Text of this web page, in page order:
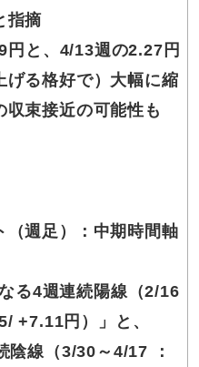
指摘
円と、4/13週の2.27円
げる格好で）大幅に縮
束接近の可能性も
（週足）：中期時間軸
る4週連続陽線（2/16
+7.11円）」と、
線（3/30～4/17 ：